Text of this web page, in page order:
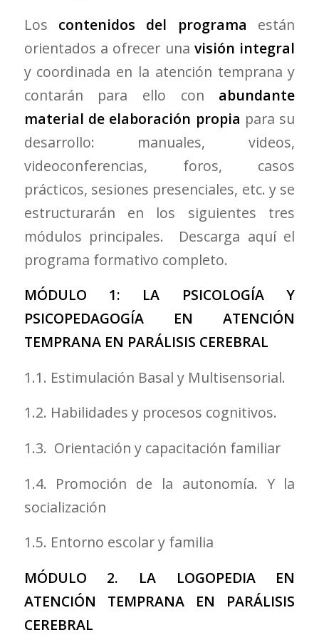
Los contenidos del programa están
orientados a ofrecer unavisión integral
y coordinada en la atención temprana y
contarán para ello con abundante
material de elaboración propia para su
desarrollo: manuales, videos,
videoconferencias, foros, casos
prácticos, sesiones presenciales, etc. y se
estructurarán en los siguientes tres
módulos principales. Descarga aquí el
programa formativo completo.
MÓDULO 1: LA PSICOLOGÍA Y
PSICOPEDAGOGÍA EN ATENCIÓN
TEMPRANA EN PARÁLISIS CEREBRAL
1.1. Estimulación Basal y Multisensorial.
1.2. Habilidades y procesos cognitivos.
1.3. Orientación y capacitación familiar
1.4. Promoción de la autonomía. Y la
socialización
1.5. Entorno escolar y familia
MÓDULO 2. LA LOGOPEDIA EN
ATENCIÓN TEMPRANA EN PARÁLISIS
CEREBRAL